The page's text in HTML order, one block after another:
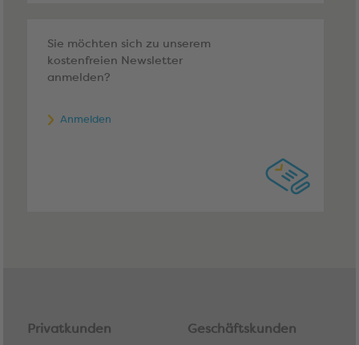
Sie möchten sich zu unserem
kostenfreien Newsletter
anmelden?
Anmelden
Privatkunden Geschäftskunden